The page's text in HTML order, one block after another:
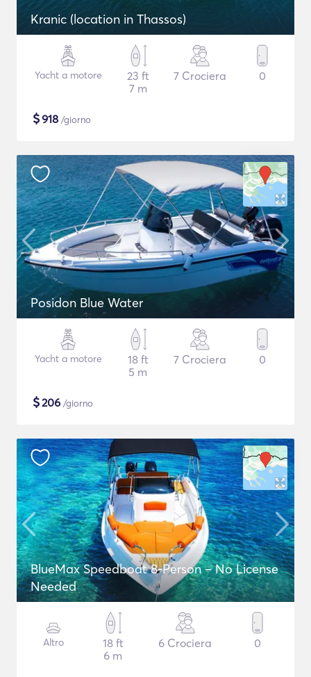
Kranic (location in Thassos)
Yacht a motore
23 ft
7 m
7 Crociera 0
$918 /giorno
Posidon Blue Water
Yacht a motore
18 ft
5 m
7 Crociera 0
$206 /giorno
BlueMax Speedboat 8-Person – No License
Needed
Altro
18 ft
6 m
6 Crociera 0